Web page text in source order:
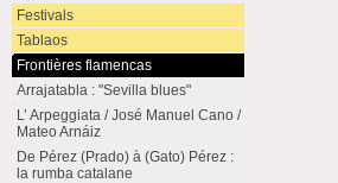
Festivals
Tablaos
Frontières flamencas
Arrajatabla : "Sevilla blues"
L’ Arpeggiata / José Manuel Cano /
Mateo Arnáiz
De Pérez (Prado) à (Gato) Pérez :
la rumba catalane